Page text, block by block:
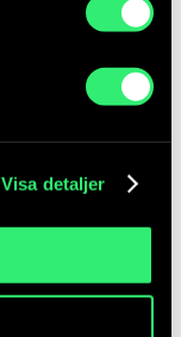
Visa detaljer